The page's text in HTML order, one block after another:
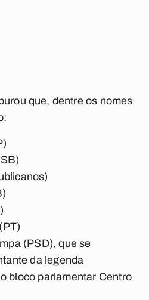
que, dentre os nomes
(PSD), que se
da legenda
bloco parlamentar Centro